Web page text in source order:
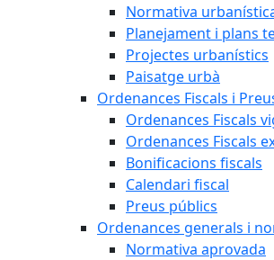
Normativa
Planejament i plans
Projectes urbanístics
Paisatge urbà
Ordenances Fiscals i
Ordenances Fiscals
Ordenances Fiscals
Bonificacions fiscals
Calendari fiscal
Preus públics
Ordenances generals i
Normativa aprovada